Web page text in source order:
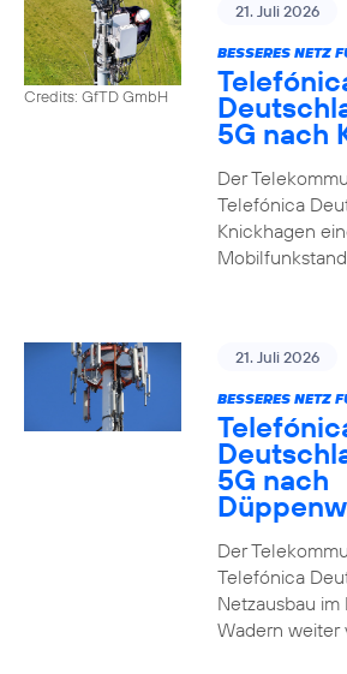
Credits: GfTD GmbH
21. Juli 2026
BESSERES NETZ
5G nach
Der
Telefónica
Knickhagen
21. Juli 2026
BESSERES NETZ
5G nach
Der
Telefónica
Netzausbau
Wadern weiter